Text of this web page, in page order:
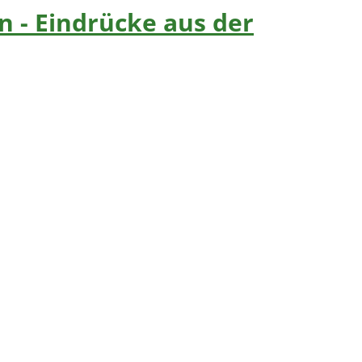
- Eindrücke aus der